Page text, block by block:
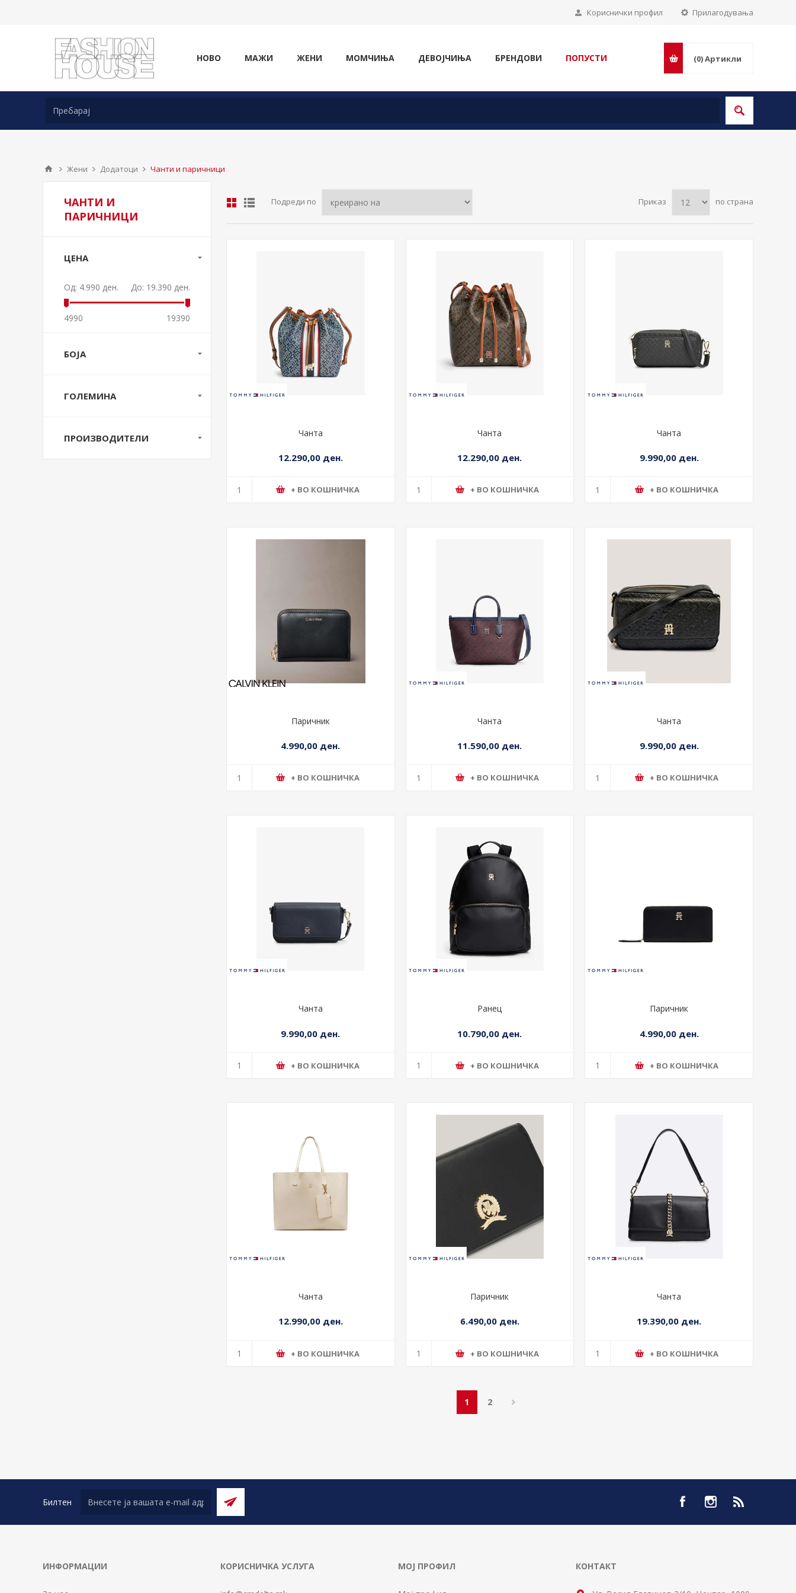
Прилагодувања
Кориснички профил
НОВО МАЖИ ЖЕНИ МОМЧИЊА ДЕВОЈЧИЊА БРЕНДОВИ ПОПУСТИ (0)Артикли
Жени Додатоци Чанти и паричници
Подреди по Приказ по страна
Чанта
12.290,00 ден.
+ ВО КОШНИЧКА
Чанта
12.290,00 ден.
+ ВО КОШНИЧКА
Чанта
9.990,00 ден.
+ ВО КОШНИЧКА
Паричник
4.990,00 ден.
+ ВО КОШНИЧКА
Чанта
11.590,00 ден.
+ ВО КОШНИЧКА
Чанта
9.990,00 ден.
+ ВО КОШНИЧКА
Чанта
9.990,00 ден.
+ ВО КОШНИЧКА
Ранец
10.790,00 ден.
+ ВО КОШНИЧКА
Паричник
4.990,00 ден.
+ ВО КОШНИЧКА
Чанта
12.990,00 ден.
+ ВО КОШНИЧКА
Паричник
6.490,00 ден.
+ ВО КОШНИЧКА
Чанта
19.390,00 ден.
+ ВО КОШНИЧКА
1 2
ЧАНТИ И
ПАРИЧНИЦИ
ЦЕНА
Од: 4.990 ден. До: 19.390 ден.
4990 19390
БОЈА
ГОЛЕМИНА
ПРОИЗВОДИТЕЛИ
Билтен
ИНФОРМАЦИИ КОРИСНИЧКА УСЛУГА МОЈ ПРОФИЛ КОНТАКТ